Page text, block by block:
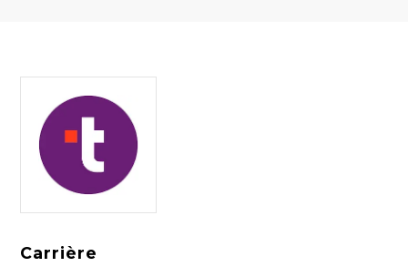
Carrière